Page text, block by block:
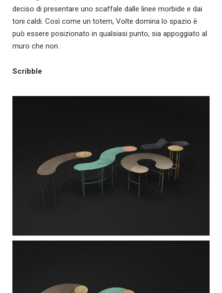
deciso di presentare uno scaffale dalle linee morbide e dai
toni caldi. Così come un totem, Volte domina lo spazio è
può essere posizionato in qualsiasi punto, sia appoggiato al
muro che non.
Scribble